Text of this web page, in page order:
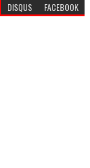
DISQUS FACEBOOK